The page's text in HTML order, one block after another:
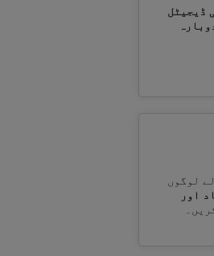
ڈیجیٹل
لوگوں
اور